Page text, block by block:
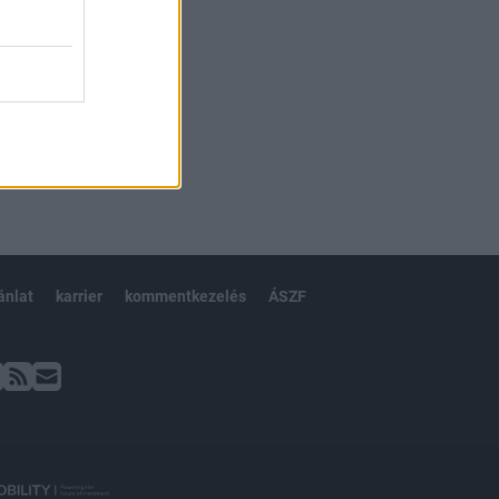
karrier kommentkezelés ÁSZF